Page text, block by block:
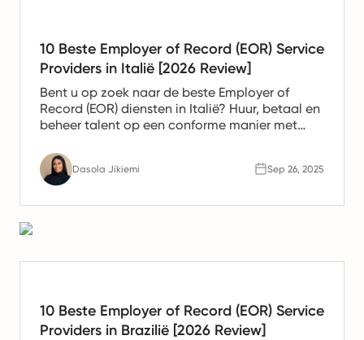
10 Beste Employer of Record (EOR) Service
Providers in Italië [2026 Review]
Bent u op zoek naar de beste Employer of
Record (EOR) diensten in Italië? Huur, betaal en
beheer talent op een conforme manier met
vandaag nog de oplossingen.
Dasola Jikiemi Sep 26, 2025
10 Beste Employer of Record (EOR) Service
Providers in Brazilië [2026 Review]